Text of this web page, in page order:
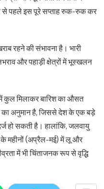
से पहले इस पूरे सप्ताह रुक-रुक कर
रहने की संभावना है। भारी
और पहाड़ी क्षेत्रों में भूस्खलन
कुल मिलाकर बारिश का औसत
का अनुमान है, जिससे देश के एक बड़े
हो सकती है। हालांकि, जलवायु
के महीनों (अप्रैल-मई) में लू और
में भी चिंताजनक रूप से वृद्धि